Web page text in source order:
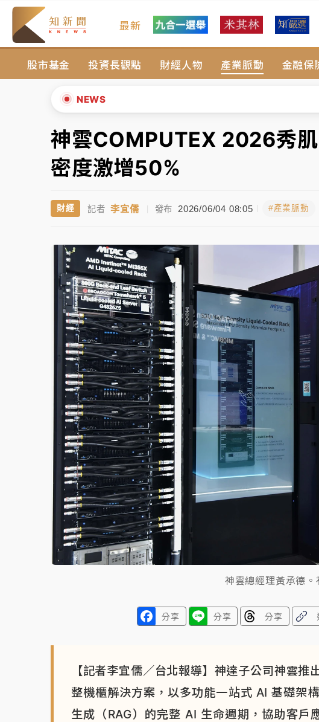
最新
股市基金 投資長觀點 財經人物 產業脈動 金融保
NEWS
暑假過三周才推「E宿新北打卡趣」！抽獎程序複雜 觀
中信慈善基金會想增加董事人數！辜仲諒向法院聲請遭
故宮《龍藏經》特展第2檔！今線上預約開賣一度塞車
台東農業處長涉圖利渡假村！東檢抗告成功 今重開羈押
女律師陳昱瑄詐慈濟10億！黃金158kg遭查扣畫面曝光
中信慈善基金會想增加董事人數！辜仲諒向法院聲請遭
故宮《龍藏經》特展第2檔！今線上預約開賣一度塞車
台東農業處長涉圖利渡假村！東檢抗告成功 今重開羈押
父親節泡湯了！中颱白海豚雨彈轟3天 「紅到發紫」降
▼
神雲COMPUTEX 2026秀
密度激增50%
財經 記者 李宜儒 | 發布 2026/06/04 08:05 #產業脈動
神雲總經理黃承德。
分享 分享 分享
【記者李宜儒／台北報導】神達子公司神雲
整機櫃解決方案，以多功能一站式 AI 基礎架
生成（RAG）的完整 AI 生命週期，協助客戶